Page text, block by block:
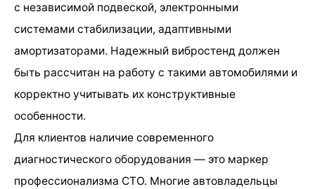
с независимой подвеской, электронными
системами стабилизации, адаптивными
амортизаторами. Надежный вибростенд должен
быть рассчитан на работу с такими автомобилями и
корректно учитывать их конструктивные
особенности.
Для клиентов наличие современного
диагностического оборудования — это маркер
профессионализма СТО. Многие автовладельцы